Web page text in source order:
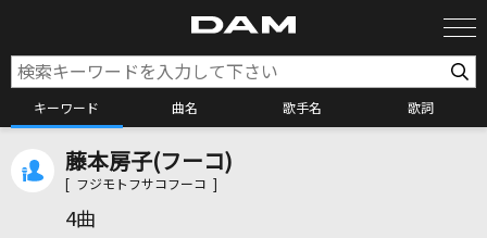
キーワード 曲名 歌手名 歌詞
カラオケ検索
藤本房子(フーコ)
[ フジモトフサコフーコ ]
4曲